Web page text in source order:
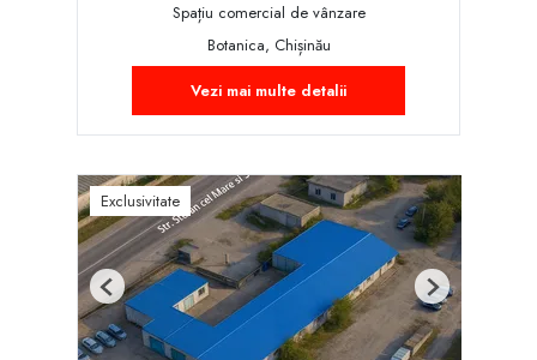
Spațiu comercial de vânzare
Botanica, Chișinău
Vezi mai multe detalii
Exclusivitate
Previous Next